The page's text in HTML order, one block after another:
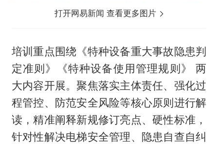
打开网易新闻 查看更多图片
培训重点围绕《特种设备重大事故隐患判
定准则》《特种设备使用管理规则》 两
大内容开展。聚焦落实主体责任、强化过
程管控、防范安全风险等核心原则进行解
读，精准阐释新规修订亮点、硬性标准，
针对性解决电梯安全管理、隐患自查自纠